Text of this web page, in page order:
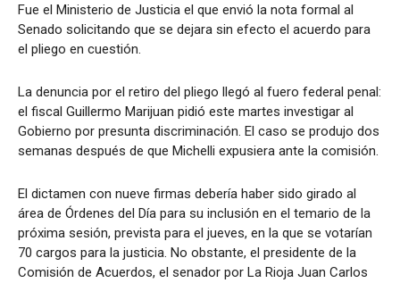
Fue el Ministerio de Justicia el que envió la nota formal al
Senado solicitando que se dejara sin efecto el acuerdo para
el pliego en cuestión.
La denuncia por el retiro del pliego llegó al fuero federal penal:
el fiscal Guillermo Marijuan pidió este martes investigar al
Gobierno por presunta discriminación. El caso se produjo dos
semanas después de que Michelli expusiera ante la comisión.
El dictamen con nueve firmas debería haber sido girado al
área de Órdenes del Día para su inclusión en el temario de la
próxima sesión, prevista para el jueves, en la que se votarían
70 cargos para la justicia. No obstante, el presidente de la
Comisión de Acuerdos, el senador por La Rioja Juan Carlos